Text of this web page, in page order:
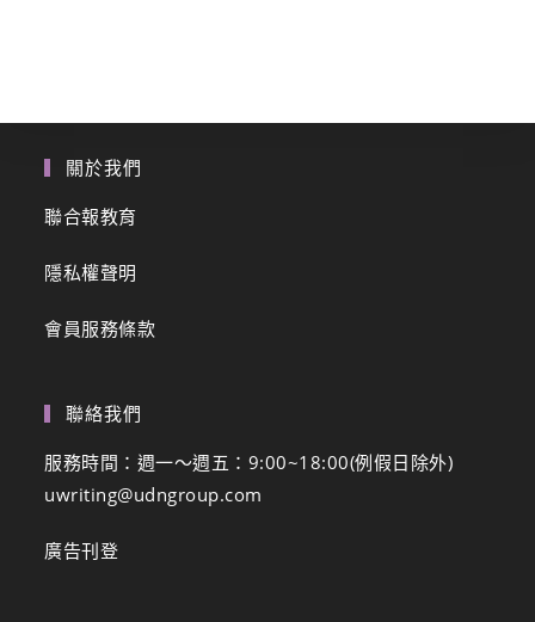
關於我們
聯合報教育
隱私權聲明
會員服務條款
聯絡我們
服務時間：週一～週五：9:00~18:00(例假日除外)
uwriting@udngroup.com
廣告刊登